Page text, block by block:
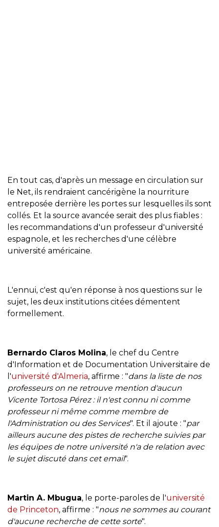
En tout cas, d'après un message en circulation sur
le Net, ils rendraient cancérigène la nourriture
entreposée derrière les portes sur lesquelles ils sont
collés. Et la source avancée serait des plus fiables :
les recommandations d'un professeur d'université
espagnole, et les recherches d'une célèbre
université américaine.
L'ennui, c'est qu'en réponse à nos questions sur le
sujet, les deux institutions citées démentent
formellement.
Bernardo Claros Molina, le chef du Centre
d'Information et de Documentation Universitaire de
l'université d'Almeria, affirme : "dans la liste de nos
professeurs on ne retrouve mention d'aucun
Vicente Tortosa Pérez : il n'est connu ni comme
professeur ni même comme membre de
l'Administration ou des Services". Et il ajoute : "par
ailleurs aucune des pistes de recherche suivies par
les équipes de notre université n'a de relation avec
le sujet discuté dans cet email".
Martin A. Mbugua, le porte-paroles de l'université
de Princeton, affirme : "nous ne sommes au courant
d'aucune recherche de cette sorte".